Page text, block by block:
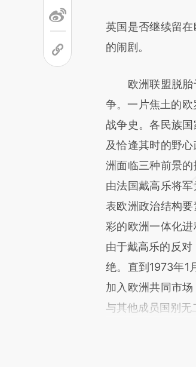
英国是否继续留
的闹剧。
欧洲联盟脱胎于
争。一片焦土的
战争史。各民族
及恰逢其时的野
洲面临三种前景
由法国戴高乐将
表欧洲政治结构
彩的欧洲一体化
由于戴高乐的反
绝。直到1973年1
加入欧洲共同市
与其他成员国别无